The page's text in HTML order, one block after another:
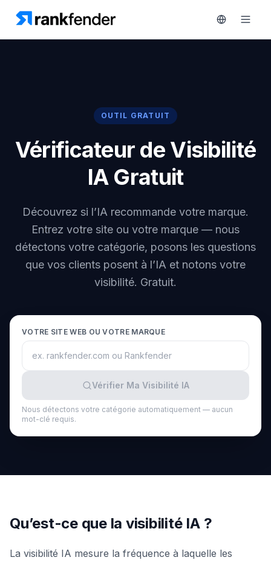
Engine
concurrentielle
Intelligence
Content
Engine
Intégrations
Ressources
Tarifs
Réserver
une
OUTIL GRATUIT
Vérificateur de Visibilité
IA Gratuit
Découvrez si l’IA recommande votre marque.
Entrez votre site ou votre marque — nous
détectons votre catégorie, posons les questions
que vos clients posent à l’IA et notons votre
visibilité. Gratuit.
VOTRE SITE WEB OU VOTRE MARQUE
Vérifier Ma Visibilité IA
Nous détectons votre catégorie automatiquement — aucun
mot-clé requis.
Qu’est-ce que la visibilité IA ?
La visibilité IA mesure la fréquence à laquelle les